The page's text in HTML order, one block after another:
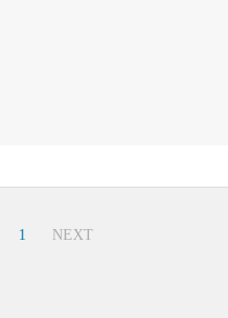
1 NEXT